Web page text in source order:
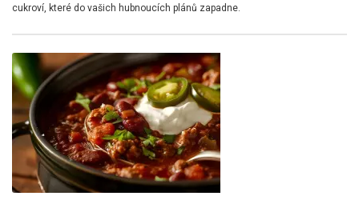
cukroví, které do vašich hubnoucích plánů zapadne.